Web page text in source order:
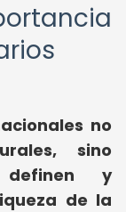
no
sino
y
de la